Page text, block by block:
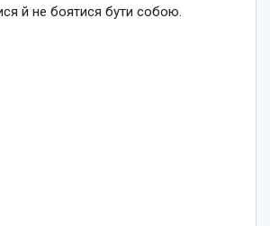
й не боятися бути собою.